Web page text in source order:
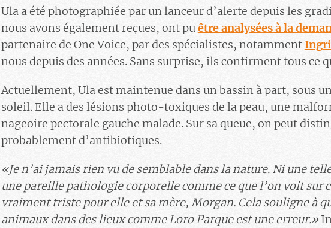
Ula a été photographiée par un lanceur d’alerte depuis les
nous avons également reçues, ont puêtre analysées à la
partenaire de One Voice, par des spécialistes, notamment
nous depuis des années. Sans surprise, ils confirment tous ce
Actuellement, Ula est maintenue dans un bassin à part, sous
soleil. Elle a des lésions photo-toxiques de la peau, une
nageoire pectorale gauche malade. Sur sa queue, on peut
probablement d’antibiotiques.
«Je n’ai jamais rien vu de semblable dans la nature. Ni une
une pareille pathologie corporelle comme ce que l’on voit sur
vraiment triste pour elle et sa mère, Morgan. Cela souligne à
animaux dans des lieux comme Loro Parque est une erreur.»